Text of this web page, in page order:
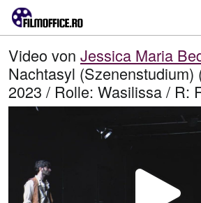
Video von Jessica Maria
Nachtasyl (Szenenstudium)
2023 / Rolle: Wasilissa / R: